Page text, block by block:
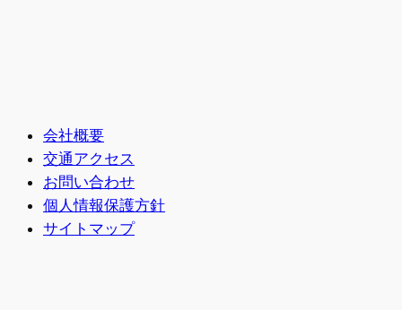
会社概要
交通アクセス
お問い合わせ
個人情報保護方針
サイトマップ